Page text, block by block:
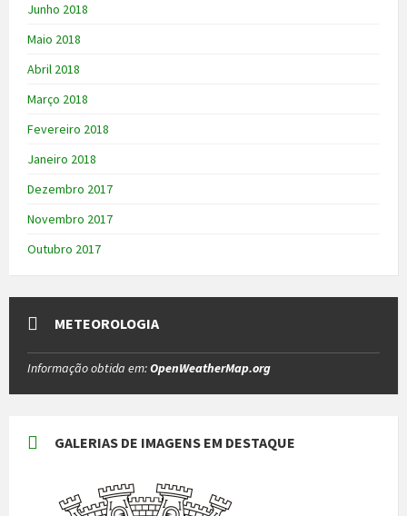
Junho 2018
Maio 2018
Abril 2018
Março 2018
Fevereiro 2018
Janeiro 2018
Dezembro 2017
Novembro 2017
Outubro 2017
METEOROLOGIA
Informação obtida em:OpenWeatherMap.org
GALERIAS DE IMAGENS EM DESTAQUE